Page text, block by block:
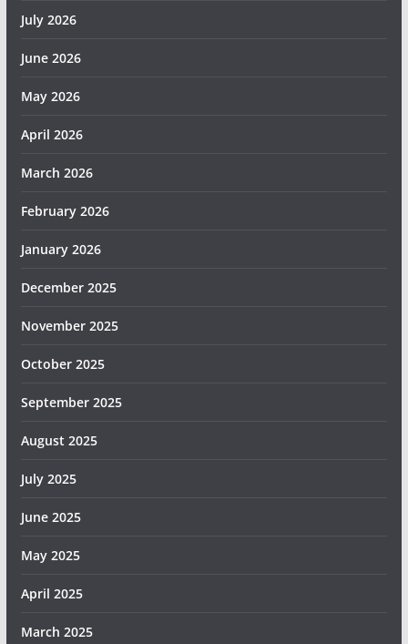
July 2026
June 2026
May 2026
April 2026
March 2026
February 2026
January 2026
December 2025
November 2025
October 2025
September 2025
August 2025
July 2025
June 2025
May 2025
April 2025
March 2025